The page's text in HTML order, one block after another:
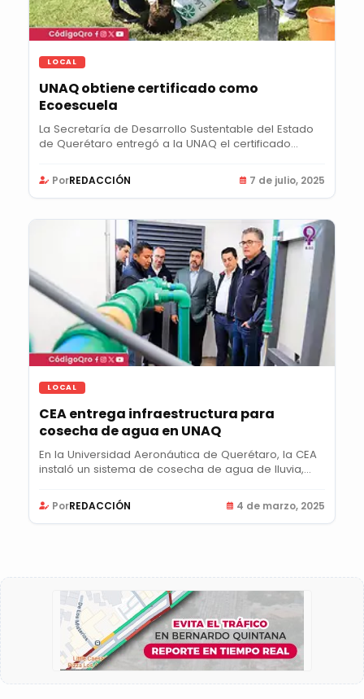
LOCAL
UNAQ obtiene certificado como
Ecoescuela
La Secretaría de Desarrollo Sustentable del Estado
de Querétaro entregó a la UNAQ el certificado...
PorREDACCIÓN 7 de julio, 2025
LOCAL
CEA entrega infraestructura para
cosecha de agua en UNAQ
En la Universidad Aeronáutica de Querétaro, la CEA
instaló un sistema de cosecha de agua de lluvia,...
PorREDACCIÓN 4 de marzo, 2025